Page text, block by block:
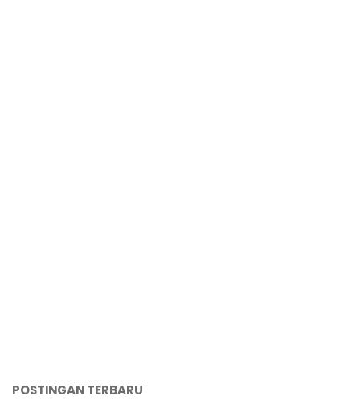
POSTINGAN TERBARU